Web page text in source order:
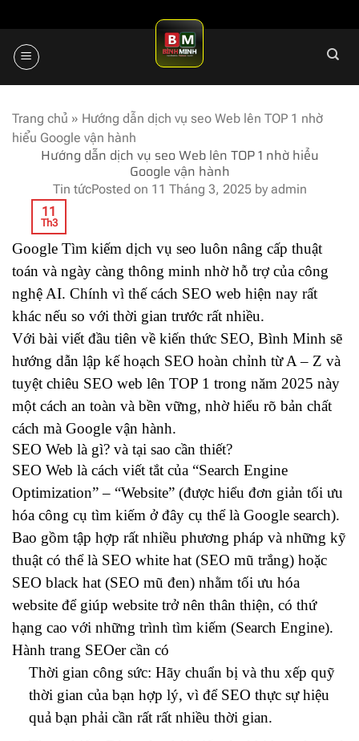
to
content
Trang chủ » Hướng dẫn dịch vụ seo Web lên TOP 1 nhờ
hiểu Google vận hành
Hướng dẫn dịch vụ seo Web lên TOP 1 nhờ hiểu
Google vận hành
Tin tứcPosted on 11 Tháng 3, 2025by admin
11
Th3
Google Tìm kiếm dịch vụ seo luôn nâng cấp thuật
toán và ngày càng thông minh nhờ hỗ trợ của công
nghệ AI. Chính vì thế cách SEO web hiện nay rất
khác nếu so với thời gian trước rất nhiều.
Với bài viết đầu tiên về kiến thức SEO, Bình Minh sẽ
hướng dẫn lập kế hoạch SEO hoàn chỉnh từ A – Z và
tuyệt chiêu SEO web lên TOP 1 trong năm 2025 này
một cách an toàn và bền vững, nhờ hiểu rõ bản chất
cách mà Google vận hành.
SEO Web là gì? và tại sao cần thiết?
SEO Web là cách viết tắt của “Search Engine
Optimization” – “Website” (được hiểu đơn giản tối ưu
hóa công cụ tìm kiếm ở đây cụ thể là Google search).
Bao gồm tập hợp rất nhiều phương pháp và những kỹ
thuật có thể là SEO white hat (SEO mũ trắng) hoặc
SEO black hat (SEO mũ đen) nhằm tối ưu hóa
website để giúp website trở nên thân thiện, có thứ
hạng cao với những trình tìm kiếm (Search Engine).
Hành trang SEOer cần có
Thời gian công sức: Hãy chuẩn bị và thu xếp quỹ
thời gian của bạn hợp lý, vì để SEO thực sự hiệu
quả bạn phải cần rất rất nhiều thời gian.